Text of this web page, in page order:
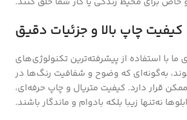
کیفیت چاپ بالا و جزئیات دقیق
ما با استفاده از پیشرفته‌ترین تکنولوژی‌های
به‌گونه‌ای که وضوح و شفافیت رنگ‌ها در
قرار دارد. کیفیت متریال و چاپ حرفه‌ای،
نه‌تنها زیبا بلکه بادوام و ماندگار باشند.